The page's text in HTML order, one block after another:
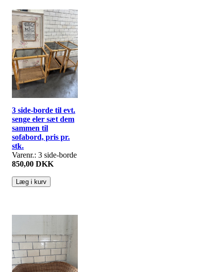
3 side-borde til evt.
senge eler sæt dem
sammen til
sofabord, pris pr.
stk.
Varenr.: 3 side-borde
850,00 DKK